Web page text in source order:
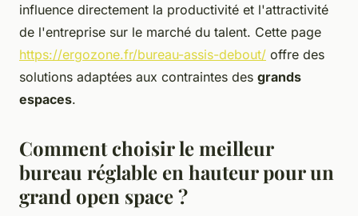
influence directement la productivité et l'attractivité
de l'entreprise sur le marché du talent. Cette page
https://ergozone.fr/bureau-assis-debout/ offre des
solutions adaptées aux contraintes des grands
espaces.
Comment choisir le meilleur
bureau réglable en hauteur pour un
grand open space ?